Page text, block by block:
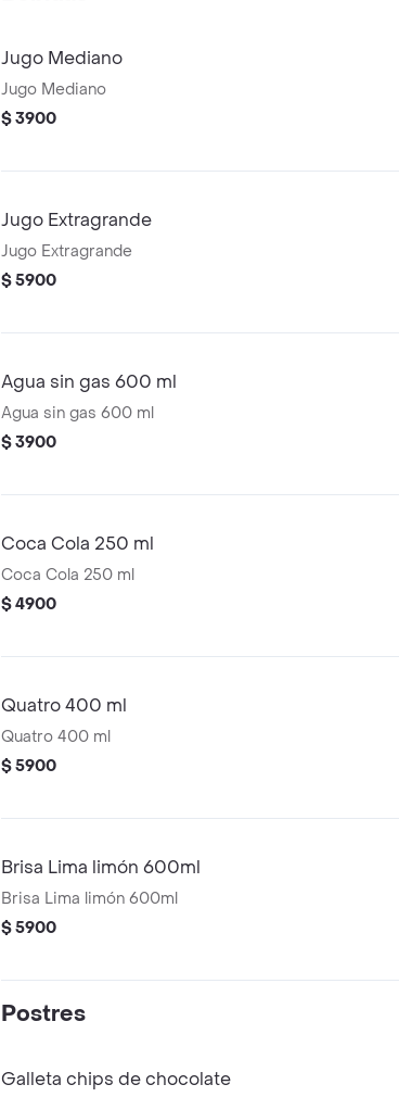
Jugo Mediano
Jugo Mediano
$ 3900
Jugo Extragrande
Jugo Extragrande
$ 5900
Agua sin gas 600 ml
Agua sin gas 600 ml
$ 3900
Coca Cola 250 ml
Coca Cola 250 ml
$ 4900
Quatro 400 ml
Quatro 400 ml
$ 5900
Brisa Lima limón 600ml
Brisa Lima limón 600ml
$ 5900
Postres
Galleta chips de chocolate